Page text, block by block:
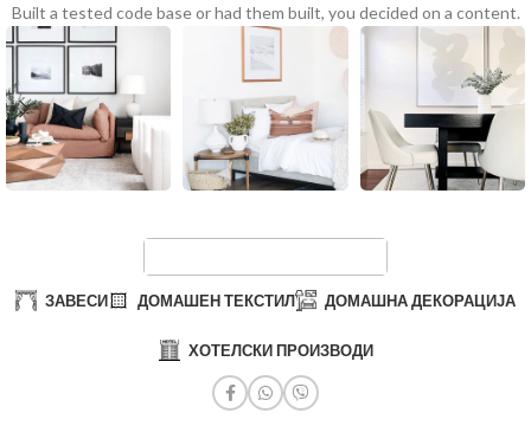
Built a tested code base or had them built, you decided on a content.
ЗАВЕСИ ДОМАШЕН ТЕКСТИЛ ДОМАШНА ДЕКОРАЦИЈА
ХОТЕЛСКИ ПРОИЗВОДИ